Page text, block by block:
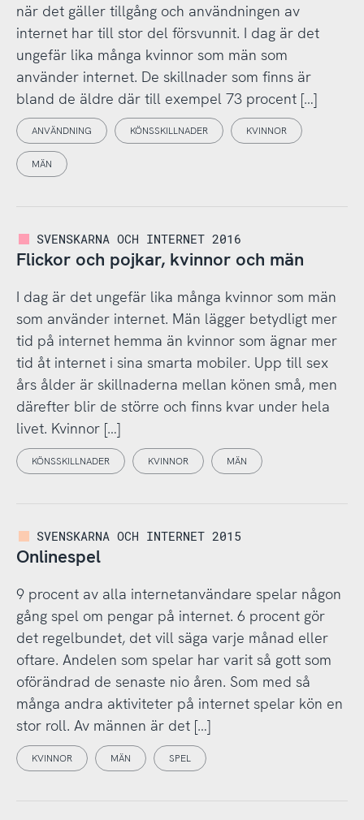
när det gäller tillgång och användningen av
internet har till stor del försvunnit. I dag är det
ungefär lika många kvinnor som män som
använder internet. De skillnader som finns är
bland de äldre där till exempel 73 procent […]
ANVÄNDNING KÖNSSKILLNADER KVINNOR
MÄN
SVENSKARNA OCH INTERNET 2016
Flickor och pojkar, kvinnor och män
I dag är det ungefär lika många kvinnor som män
som använder internet. Män lägger betydligt mer
tid på internet hemma än kvinnor som ägnar mer
tid åt internet i sina smarta mobiler. Upp till sex
års ålder är skillnaderna mellan könen små, men
därefter blir de större och finns kvar under hela
livet. Kvinnor […]
KÖNSSKILLNADER KVINNOR MÄN
SVENSKARNA OCH INTERNET 2015
Onlinespel
9 procent av alla internetanvändare spelar någon
gång spel om pengar på internet. 6 procent gör
det regelbundet, det vill säga varje månad eller
oftare. Andelen som spelar har varit så gott som
oförändrad de senaste nio åren. Som med så
många andra aktiviteter på internet spelar kön en
stor roll. Av männen är det […]
KVINNOR MÄN SPEL